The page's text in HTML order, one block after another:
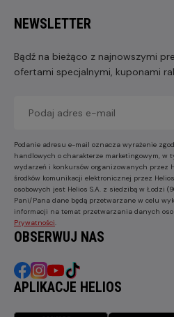
NEWSLETTER
Bądź na bieżąco z najnowszymi
ofertami specjalnymi, kuponami
Podanie adresu e-mail oznacza wyrażenie
handlowych o charakterze marketingowym, w
wydarzeń i konkursów organizowanych przez
środków komunikacji elektronicznej przez
osobowych jest Helios S.A. z siedzibą w Łodzi
Pani/Pana dane będą przetwarzane w celu
informacji na temat przetwarzania danych
Prywatności.
OBSERWUJ NAS
APLIKACJE HELIOS